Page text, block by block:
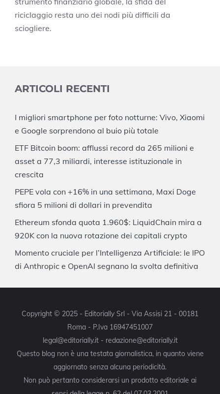
riciclaggio resta uno dei nodi più difficili da
sciogliere.
ARTICOLI RECENTI
I migliori smartphone per foto notturne: Vivo, Xiaomi
e Google sorprendono al buio più totale
ETF Bitcoin boom: afflussi record da 265 milioni e
asset a 77,3 miliardi, interesse istituzionale in
crescita
PEPE vola con +16% in una settimana, Maxi Doge
sfiora 5 milioni di dollari in prevendita
Ethereum sfonda quota 1.960$: LiquidChain mira a
920K con la nuova rotazione dei capitali crypto
Momento cruciale per l’Intelligenza Artificiale: le IPO
di Anthropic e OpenAI segnano la svolta definitiva
Copyright © 2025 - Editorially Srl - Via Assisi 21 - 00181
Roma - P.Iva 16947451007
legal@editorially.it - redazione@editorially.it
Questo blog non è una testata giornalistica, in quanto viene
aggiornato senza alcuna periodicità.
Non può pertanto considerarsi un prodotto editoriale ai